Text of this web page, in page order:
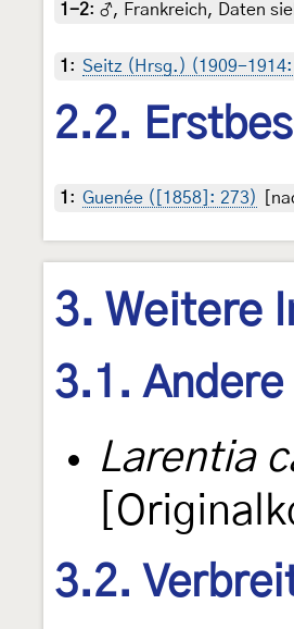
1-2: ♂, Frankreich, Daten
1 : Seitz (Hrsg.) (1909-
2.2.
1 : Guenée ([1858]: 273)
3. Weitere
3.1.
Larentia
3.2.